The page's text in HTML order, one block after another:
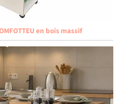
en bois massif